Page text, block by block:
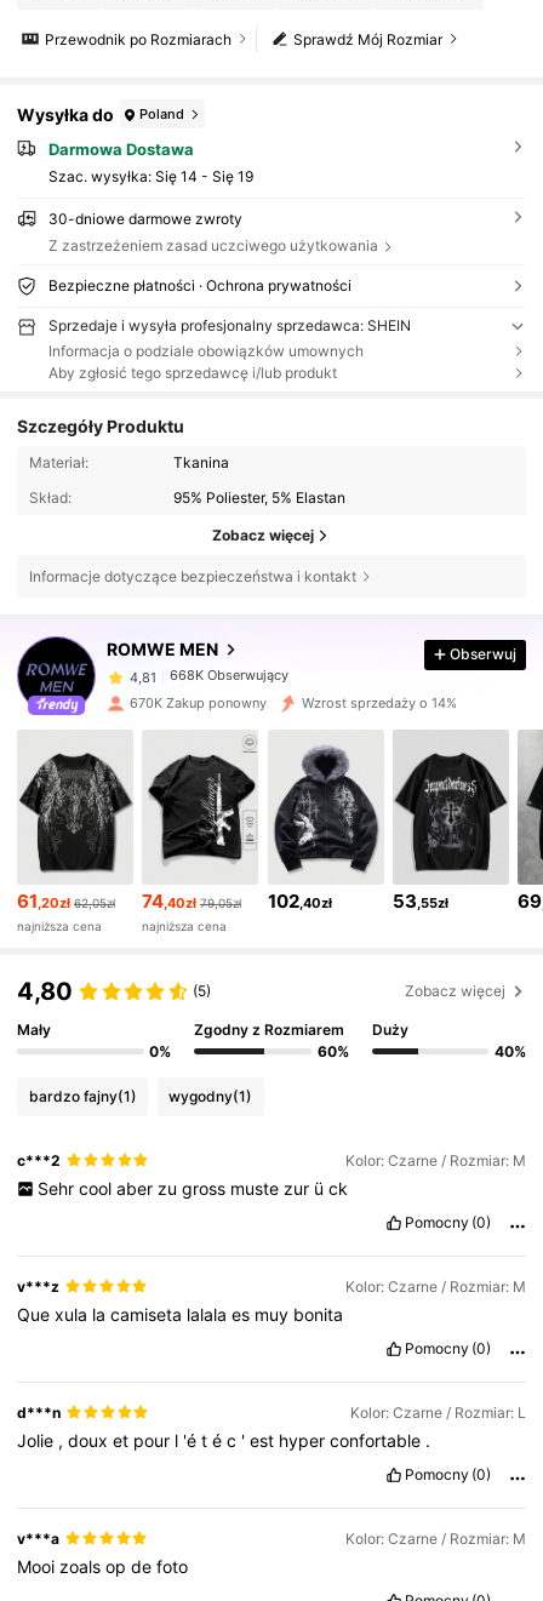
Sprawdź Mój Rozmiar
Przewodnik po Rozmiarach
Wysyłka do Poland
Darmowa Dostawa
Szac. wysyłka: Się 14 - Się 19
30-dniowe darmowe zwroty
Z zastrzeżeniem zasad uczciwego użytkowania
Bezpieczne płatności · Ochrona prywatności
Sprzedaje i wysyła profesjonalny sprzedawca: SHEIN
Informacja o podziale obowiązków umownych
Aby zgłosić tego sprzedawcę i/lub produkt
Szczegóły Produktu
Materiał:
Tkanina
Skład:
95% Poliester, 5% Elastan
Zobacz więcej
Informacje dotyczące bezpieczeństwa i kontakt
ROMWE MEN
4,81 668K Obserwujący
668K Obserwujący
668K Obserwujący
4,81 668K Obserwujący
4,81 668K Obserwujący
668K Obserwujący
4,81
Obserwuj
670K Zakup ponowny Wzrost sprzedaży o 14%
61 ,20zł 62,05zł
najniższa cena
74 ,40zł 79,05zł
najniższa cena
102,40zł 53 ,55zł 69
4,80 (5) Zobacz więcej
Mały
0%
Zgodny z Rozmiarem
60%
Duży
40%
bardzo fajny(1) wygodny(1)
c***2 Kolor: Czarne / Rozmiar: M
Sehr cool aber zu gross muste zur ü ck
Pomocny (0)
v***z Kolor: Czarne / Rozmiar: M
Quexula lacamiseta lalalaes muy bonita
Pomocny (0)
d***n Kolor: Czarne / Rozmiar: L
Jolie ,douxet pour l 'étéc 'est hyperconfortable .
Pomocny (0)
v***a Kolor: Czarne / Rozmiar: M
Mooi zoalsopdefoto